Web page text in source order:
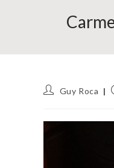
Auteur/autrice
publication :
Guy Roca